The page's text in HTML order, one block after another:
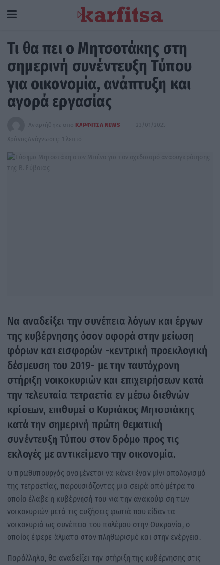
Τι θα πει ο Μητσοτάκης στη
σημερινή συνέντευξη Τύπου
για οικονομία, ανάπτυξη και
αγορά εργασίας
Αναρτήθηκε από ΚΑΡΦΙΤΣΑ NEWS
23/01/2023
Χρόνος Ανάγνωσης: 1 λεπτό
Να αναδείξει την συνέπεια λόγων και έργων
της κυβέρνησης όσον αφορά στην μείωση
φόρων και εισφορών -κεντρική προεκλογική
δέσμευση του 2019- με την ταυτόχρονη
στήριξη νοικοκυριών και επιχειρήσεων κατά
την τελευταία τετραετία εν μέσω διεθνών
κρίσεων, επιθυμεί ο Κυριάκος Μητσοτάκης
κατά την σημερινή πρώτη θεματική
συνέντευξη Τύπου στον δρόμο προς τις
εκλογές με αντικείμενο την οικονομία.
Ο πρωθυπουργός αναμένεται να κάνει έναν μίνι απολογισμό
της τετραετίας, παρουσιάζοντας μια σειρά από μέτρα τα
οποία έλαβε η κυβέρνησή του για την ανακούφιση των
νοικοκυριών μετά τις αυξήσεις φωτιά που είδαν τα
νοικοκυριά ως συνέπεια του πολέμου στην Ουκρανία, ο
οποίος έφερε άλματα στον πληθωρισμό και στην ενέργεια.
Παράλληλα, θα αναδείξει την στήριξη της κυβέρνησης στις